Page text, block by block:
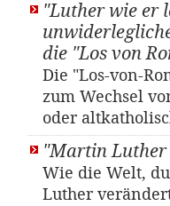
"Luther wie er
die "Los von
Die "Los-von-
zum Wechsel
oder
"Martin Luther
Wie die Welt,
Luther